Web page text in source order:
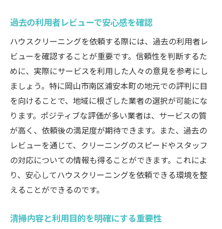
追加料金を避けるための事前確認リスト
依頼内容に応じた適正価格の判断基準
複数業者の見積もり比較で最適な選択を
快適な住環境を実現するためのハウスクリーニ
ングのコツ
プロの技術を活かした効率的な清掃方法
定期的なメンテナンスで美しさを長持ちさ
せる
季節の変わり目に合わせた清掃ポイント
安全で環境に優しい清掃用品の選び方
プロのアドバイスを受けた清掃計画の立て
家庭で続けられるクリーニングテクニック
過去の利用者レビューで安心感を確認
ハウスクリーニングを依頼する際には、過去の利用者レ
ビューを確認することが重要です。信頼性を判断するた
めに、実際にサービスを利用した人々の意見を参考にし
ましょう。特に岡山市南区浦安本町の地元での評判に目
を向けることで、地域に根ざした業者の選択が可能にな
ります。ポジティブな評価が多い業者は、サービスの質
が高く、依頼後の満足度が期待できます。また、過去の
レビューを通じて、クリーニングのスピードやスタッフ
の対応についての情報も得ることができます。これによ
り、安心してハウスクリーニングを依頼できる環境を整
えることができるのです。
清掃内容と利用目的を明確にする重要性